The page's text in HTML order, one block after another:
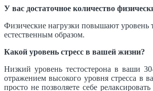
У вас достаточное количество
Физические нагрузки повышают уровень
естественным образом.
Какой уровень стресс в вашей жизни?
Низкий уровень тестостерона в ваши
отражением высокого уровня стресса в
просто не позволяете себе